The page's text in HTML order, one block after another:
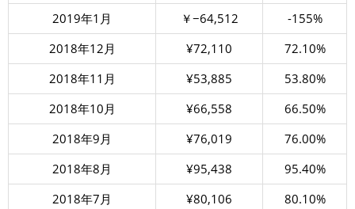
2019年1月
￥−64,512
-155%
2018年12月
¥72,110
72.10%
2018年11月
¥53,885
53.80%
2018年10月
¥66,558
66.50%
2018年9月
¥76,019
76.00%
2018年8月
¥95,438
95.40%
2018年7月
¥80,106
80.10%